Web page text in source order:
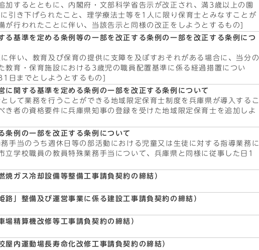
加するとともに、内閣府・文部科学省告示が改正され、満3歳以上の園
引き下げられたこと、理学療法士等を1人に限り保育士とみなすことが
が行われたことに伴い、当該告示と同様の改正をしようとするもの]
る基準を定める条例等の一部を改正する条例の一部を改正する条例につ
伴い、教育及び保育の提供に支障を及ぼすおそれがある場合に、当分の
教育・保育施設における3歳児の職員配置基準に係る経過措置につい
日までとしようとするもの]
に関する基準を定める条例の一部を改正する条例について
して業務を行うことができる地域限定保育士制度を兵庫県が導入するこ
き者の資格要件に兵庫県知事の登録を受けた地域限定保育士を追加しよ
条例の一部を改正する条例について
手当のうち週休日等の部活動における児童又は生徒に対する指導業務に
立学校職員の教員特殊業務手当について、兵庫県と同様に従事した日1
ガス冷却設備等整備工事請負契約の締結）
」整備及び運営事業に係る建設工事請負契約の締結）
精算機改修等工事請負契約の締結）
内運動場長寿命化改修工事請負契約の締結）